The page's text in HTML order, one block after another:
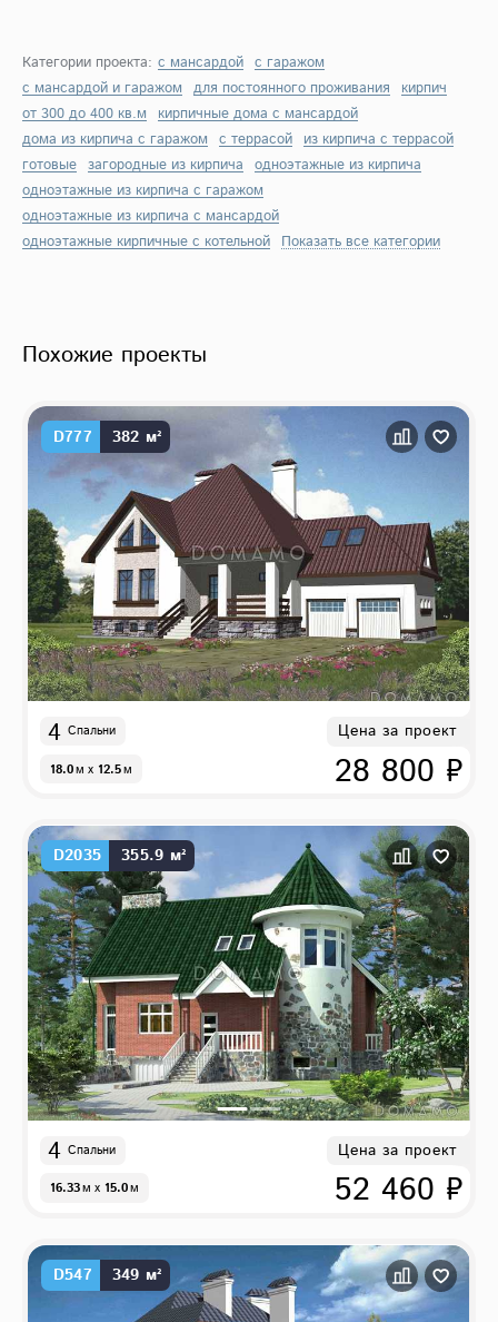
Категории проекта: с мансардой с гаражом
с мансардой и гаражом для постоянного проживания
кирпич
от 300 до 400 кв.м
кирпичные дома с мансардой
дома из кирпича с гаражом с террасой из кирпича с террасой
готовые загородные из кирпича одноэтажные из кирпича
одноэтажные из кирпича с гаражом
одноэтажные из кирпича с мансардой
одноэтажные кирпичные с котельной Показать все категории
Похожие проекты
D777 382 м²
4 Спальни
18.0м x 12.5м
Цена за проект
28 800 ₽
D2035 355.9 м²
4 Спальни
16.33м x 15.0м
Цена за проект
52 460 ₽
D547 349 м²